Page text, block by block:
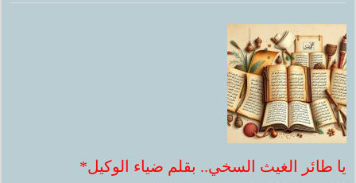
يا طائر الغيث السخي.. بقلم ضياء الوكيل*